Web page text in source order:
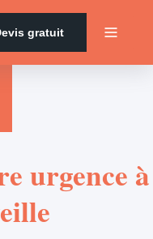
gratuit
urgence à